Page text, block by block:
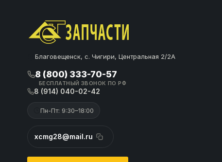
Благовещенск, с. Чигири, Центральная 2/2А
8 (800) 333-70-57
БЕСПЛАТНЫЙ ЗВОНОК ПО РФ
8 (914) 040-02-42
Пн-Пт: 9:30–18:00
xcmg28@mail.ru